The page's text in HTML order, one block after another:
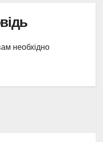
необхідно